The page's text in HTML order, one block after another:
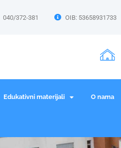
040/372-381 OIB: 53658931733
Edukativni materijali O nama